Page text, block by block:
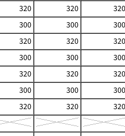
320 320 320
300 300 300
320 320 320
300 300 300
320 320 320
300 300 300
320 320 320